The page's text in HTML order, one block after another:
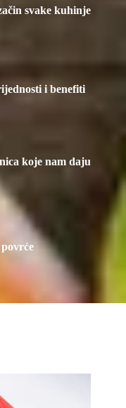
svake kuhinje
i benefiti
koje nam daju